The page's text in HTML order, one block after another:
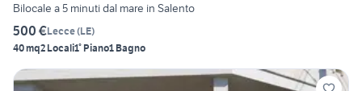
Bilocale a 5 minuti dal mare in Salento
500 €Lecce(LE)
40 mq2 Locali1° Piano1 Bagno